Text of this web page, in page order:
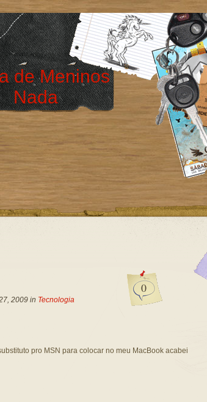
de Meninos
Nada
0
2009 in Tecnologia
pro MSN para colocar no meu MacBook acabei